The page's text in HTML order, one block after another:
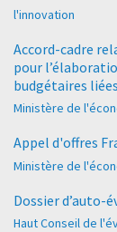
l'innovation
Accord-cadre
pour
budgétaires
Ministère de
Appel d'offres
Ministère de
Dossier d’auto-
Haut Conseil de